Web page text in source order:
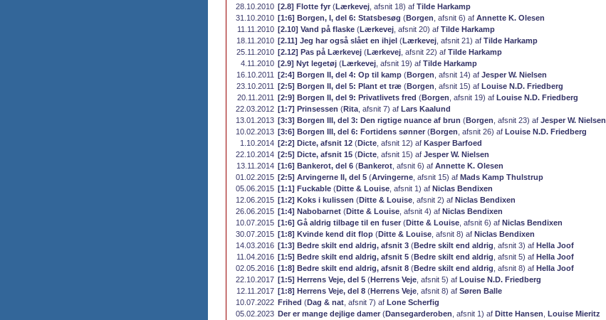
28.10.2010 [2.8] Flotte fyr (Lærkevej , afsnit 18) af Tilde Harkamp
31.10.2010 [1:6] Borgen, I, del 6: Statsbesøg (Borgen , afsnit 6) af Annette K. Olesen
11.11.2010 [2.10] Vand på flaske (Lærkevej , afsnit 20) af Tilde Harkamp
18.11.2010 [2.11] Jeg har også slået en ihjel (Lærkevej , afsnit 21) af Tilde Harkamp
25.11.2010 [2.12] Pas på Lærkevej (Lærkevej , afsnit 22) af Tilde Harkamp
4.11.2010 [2.9] Nyt legetøj (Lærkevej , afsnit 19) af Tilde Harkamp
16.10.2011 [2:4] Borgen II, del 4: Op til kamp (Borgen , afsnit 14) af Jesper W. Nielsen
23.10.2011 [2:5] Borgen II, del 5: Plant et træ (Borgen , afsnit 15) af Louise N.D. Friedberg
20.11.2011 [2:9] Borgen II, del 9: Privatlivets fred (Borgen , afsnit 19) af Louise N.D. Friedberg
22.03.2012 [1:7] Prinsessen (Rita , afsnit 7) af Lars Kaalund
13.01.2013 [3:3] Borgen III, del 3: Den rigtige nuance af brun (Borgen , afsnit 23) af Jesper W. Nielsen
10.02.2013 [3:6] Borgen III, del 6: Fortidens sønner (Borgen , afsnit 26) af Louise N.D. Friedberg
1.10.2014 [2:2] Dicte, afsnit 12 (Dicte , afsnit 12) af Kasper Barfoed
22.10.2014 [2:5] Dicte, afsnit 15 (Dicte , afsnit 15) af Jesper W. Nielsen
13.11.2014 [1:6] Bankerot, del 6 (Bankerot , afsnit 6) af Annette K. Olesen
01.02.2015 [2:5] Arvingerne II, del 5 (Arvingerne , afsnit 15) af Mads Kamp Thulstrup
05.06.2015 [1:1] Fuckable (Ditte & Louise , afsnit 1) af Niclas Bendixen
12.06.2015 [1:2] Koks i kulissen (Ditte & Louise , afsnit 2) af Niclas Bendixen
26.06.2015 [1:4] Nabobarnet (Ditte & Louise , afsnit 4) af Niclas Bendixen
10.07.2015 [1:6] Gå aldrig tilbage til en fuser (Ditte & Louise , afsnit 6) af Niclas Bendixen
30.07.2015 [1:8] Kvinde kend dit flop (Ditte & Louise , afsnit 8) af Niclas Bendixen
14.03.2016 [1:3] Bedre skilt end aldrig, afsnit 3 (Bedre skilt end aldrig , afsnit 3) af Hella Joof
11.04.2016 [1:5] Bedre skilt end aldrig, afsnit 5 (Bedre skilt end aldrig , afsnit 5) af Hella Joof
02.05.2016 [1:8] Bedre skilt end aldrig, afsnit 8 (Bedre skilt end aldrig , afsnit 8) af Hella Joof
22.10.2017 [1:5] Herrens Veje, del 5 (Herrens Veje , afsnit 5) af Louise N.D. Friedberg
12.11.2017 [1:8] Herrens Veje, del 8 (Herrens Veje , afsnit 8) af Søren Balle
10.07.2022 Frihed (Dag & nat , afsnit 7) af Lone Scherfig
05.02.2023 Der er mange dejlige damer (Dansegarderoben , afsnit 1) af Ditte Hansen Louise Mieritz